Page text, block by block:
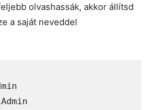
olvashassák, akkor állítsd
a saját neveddel